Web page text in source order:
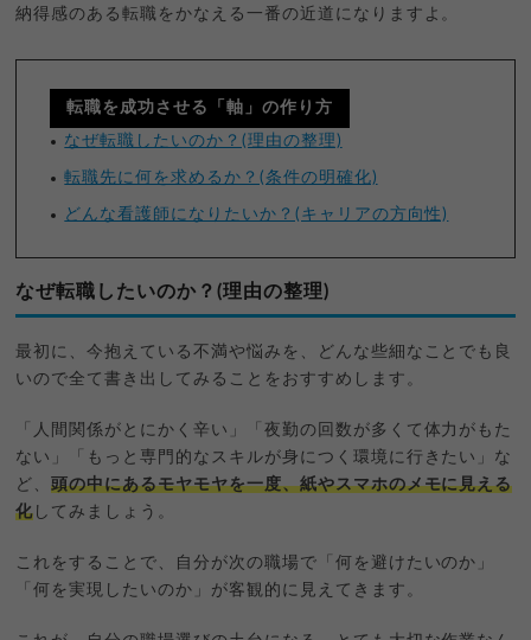
納得感のある転職をかなえる一番の近道になりますよ。
転職を成功させる「軸」の作り方
なぜ転職したいのか？(理由の整理)
転職先に何を求めるか？(条件の明確化)
どんな看護師になりたいか？(キャリアの方向性)
なぜ転職したいのか？(理由の整理)
最初に、今抱えている不満や悩みを、どんな些細なことでも良
いので全て書き出してみることをおすすめします。
「人間関係がとにかく辛い」「夜勤の回数が多くて体力がもた
ない」「もっと専門的なスキルが身につく環境に行きたい」な
ど、頭の中にあるモヤモヤを一度、紙やスマホのメモに見える
化 してみましょう。
これをすることで、自分が次の職場で「何を避けたいのか」
「何を実現したいのか」が客観的に見えてきます。